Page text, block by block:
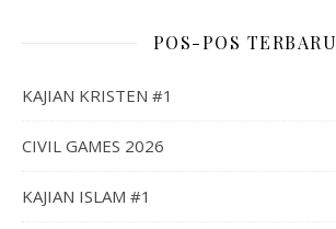
POS-POS TERBARU
KAJIAN KRISTEN #1
CIVIL GAMES 2026
KAJIAN ISLAM #1